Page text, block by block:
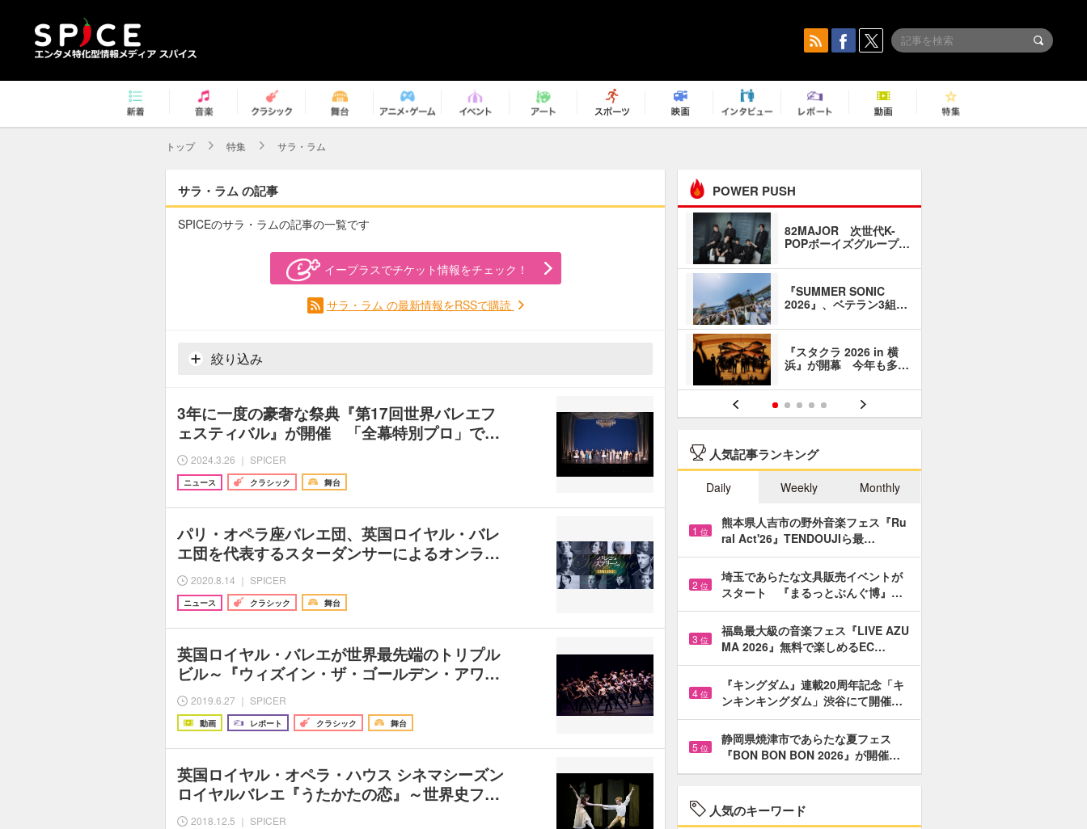
トップ 特集 サラ・ラム
サラ・ラム の記事
SPICEのサラ・ラムの記事の一覧です
イープラスでチケット情報をチェック！
サラ・ラム の最新情報をRSSで購読
絞り込み
3年に一度の豪奢な祭典『第17回世界バレエフ
ェスティバル』が開催 「全幕特別プロ」で…
2024.3.26 ｜ SPICER
ニュース クラシック 舞台
パリ・オペラ座バレエ団、英国ロイヤル・バレ
エ団を代表するスターダンサーによるオンラ…
2020.8.14 ｜ SPICER
ニュース クラシック 舞台
英国ロイヤル・バレエが世界最先端のトリプル
ビル～『ウィズイン・ザ・ゴールデン・アワ…
2019.6.27 ｜ SPICER
動画 レポート クラシック 舞台
英国ロイヤル・オペラ・ハウス シネマシーズン
ロイヤルバレエ『うたかたの恋』～世界史フ…
2018.12.5 ｜ SPICER
POWER PUSH
82MAJOR 次世代K-
POPボーイズグループ…
『SUMMER SONIC
2026』、ベテラン3組…
『スタクラ 2026 in 横
浜』が開幕 今年も多…
人気記事ランキング
Daily Weekly Monthly
1 位
熊本県人吉市の野外音楽フェス『Ru
ral Act'26』TENDOUJIら最…
2 位
埼玉であらたな文具販売イベントが
スタート 『まるっとぶんぐ博』…
3 位
福島最大級の音楽フェス『LIVE AZU
MA 2026』無料で楽しめるEC…
4 位
『キングダム』連載20周年記念「キ
ンキンキングダム」渋谷にて開催…
5 位
静岡県焼津市であらたな夏フェス
『BON BON BON 2026』が開催…
人気のキーワード